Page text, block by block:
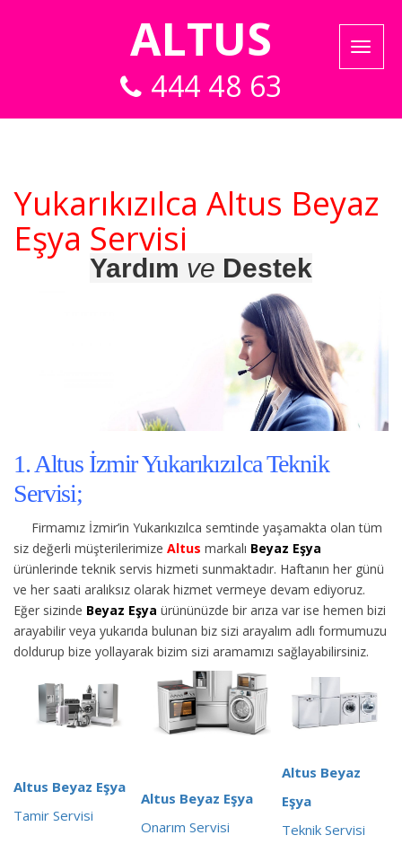
ALTUS
444 48 63
Yukarıkızılca Altus Beyaz
Eşya Servisi
Yardım ve Destek
1. Altus İzmir Yukarıkızılca Teknik
Servisi;
Firmamız İzmir’in Yukarıkızılca semtinde yaşamakta olan tüm
siz değerli müşterilerimize Altus markalı Beyaz Eşya
ürünlerinde teknik servis hizmeti sunmaktadır. Haftanın her günü
ve her saati aralıksız olarak hizmet vermeye devam ediyoruz.
Eğer sizinde Beyaz Eşya ürününüzde bir arıza var ise hemen bizi
arayabilir veya yukarıda bulunan biz sizi arayalım adlı formumuzu
doldurup bize yollayarak bizim sizi aramamızı sağlayabilirsiniz.
Altus Beyaz Eşya
Tamir Servisi
Altus Beyaz Eşya
Onarım Servisi
Altus Beyaz
Eşya
Teknik Servisi